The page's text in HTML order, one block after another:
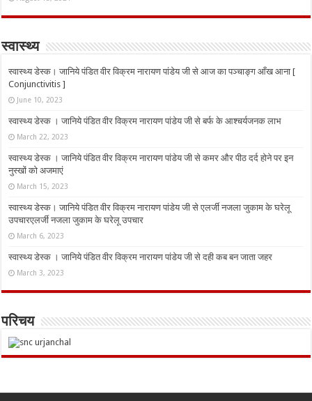
स्वास्थ्य
स्वास्थ्य डेस्क। जानिये पंडित वीर विक्रम नारायण पांडेय जी से आज का पञ्चाङ्ग आँख आना [
Conjunctivitis ]
June 10, 2023
स्वास्थ्य डेस्क । जानिये पंडित वीर विक्रम नारायण पांडेय जी से बर्फ के आश्चर्यजनक लाभ
March 22, 2023
स्वास्थ्य डेस्क । जानिये पंडित वीर विक्रम नारायण पांडेय जी से कमर और पीठ दर्द होने पर इन
नुस्‍खों को अजमाएं
March 15, 2023
स्वास्थ्य डेस्क। जानिये पंडित वीर विक्रम नारायण पांडेय जी से एलर्जी नजला जुकाम के घरेलू
उपचारएलर्जी नजला जुकाम के घरेलू उपचार
March 6, 2023
स्वास्थ्य डेस्क । जानिये पंडित वीर विक्रम नारायण पांडेय जी से दही कब बन जाता जहर
March 3, 2023
परिचय